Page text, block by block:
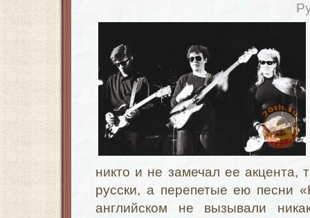
никто и не замечал ее акцента,
русски, а перепетые ею песни
английском не вызывали